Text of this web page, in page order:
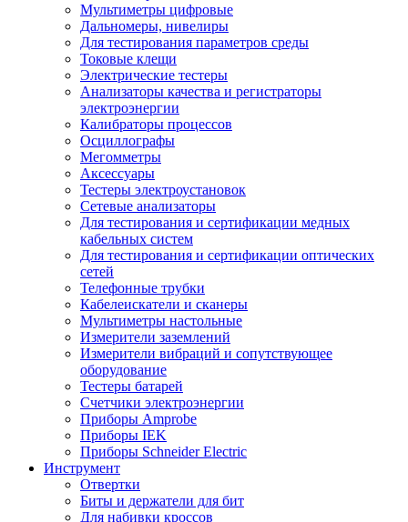
Мультиметры цифровые
Дальномеры, нивелиры
Для тестирования параметров среды
Токовые клещи
Электрические тестеры
Анализаторы качества и регистраторы
электроэнергии
Калибраторы процессов
Осциллографы
Мегомметры
Аксессуары
Тестеры электроустановок
Сетевые анализаторы
Для тестирования и сертификации медных
кабельных систем
Для тестирования и сертификации оптических
сетей
Телефонные трубки
Кабелеискатели и сканеры
Мультиметры настольные
Измерители заземлений
Измерители вибраций и сопутствующее
оборудование
Тестеры батарей
Счетчики электроэнергии
Приборы Amprobe
Приборы IEK
Приборы Schneider Electric
Инструмент
Отвертки
Биты и держатели для бит
Для набивки кроссов